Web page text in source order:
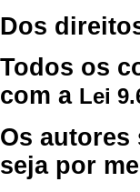
Dos
Todos os
com a Lei
Os
seja por